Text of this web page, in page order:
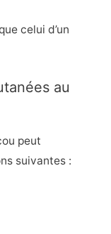
celui d’un
au
peut
suivantes :